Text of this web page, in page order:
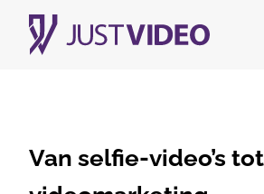
Van selfie-video’s